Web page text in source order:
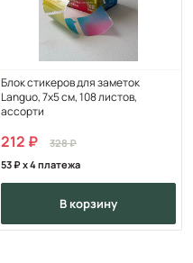
Блок стикеров для заметок
Languo, 7х5 см, 108 листов,
ассорти
212
328
53
x 4 платежа
в корзину